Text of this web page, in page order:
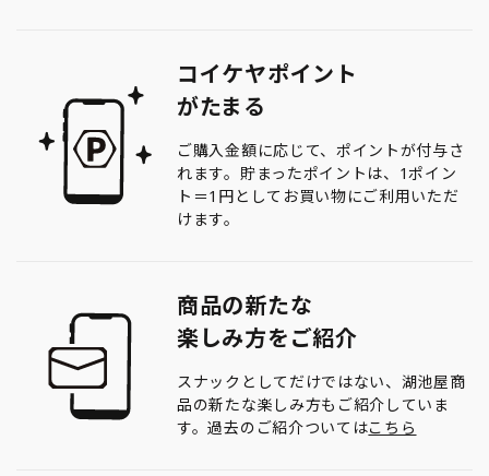
コイケヤポイント
がたまる
ご購入金額に応じて、ポイントが付与さ
れます。貯まったポイントは、1ポイン
ト＝1円としてお買い物にご利用いただ
けます。
商品の新たな
楽しみ方をご紹介
スナックとしてだけではない、湖池屋商
品の新たな楽しみ方もご紹介していま
す。過去のご紹介ついてはこちら